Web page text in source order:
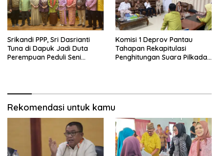
Srikandi PPP, Sri Dasrianti
Tuna di Dapuk Jadi Duta
Perempuan Peduli Seni
Komisi 1 Deprov Pantau
Tahapan Rekapitulasi
Penghitungan Suara Pilkada
Rekomendasi untuk kamu